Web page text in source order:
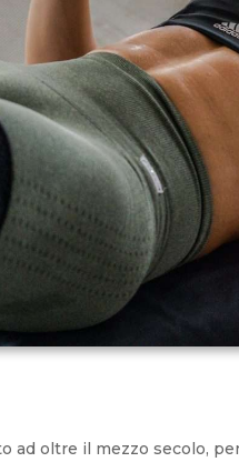
ad oltre il mezzo secolo,